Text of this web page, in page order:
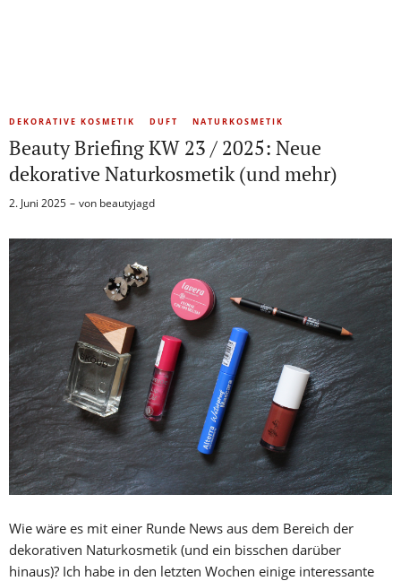
DEKORATIVE KOSMETIK DUFT NATURKOSMETIK
Beauty Briefing KW 23 / 2025: Neue
dekorative Naturkosmetik (und mehr)
2. Juni 2025 von beautyjagd
Wie wäre es mit einer Runde News aus dem Bereich der
dekorativen Naturkosmetik (und ein bisschen darüber
hinaus)? Ich habe in den letzten Wochen einige interessante